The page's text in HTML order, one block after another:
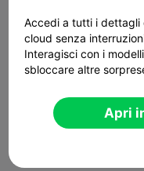
Accedi a tutti i dettagli
cloud senza
Interagisci con i
sbloccare altre
Apri